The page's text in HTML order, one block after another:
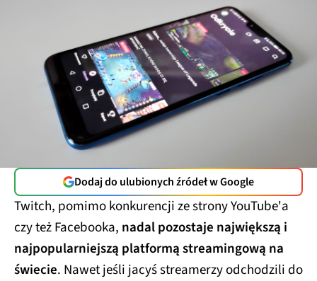
Dodaj do ulubionych źródeł w Google
Twitch, pomimo konkurencji ze strony YouTube'a
czy też Facebooka, nadal pozostaje największą i
najpopularniejszą platformą streamingową na
świecie. Nawet jeśli jacyś streamerzy odchodzili do